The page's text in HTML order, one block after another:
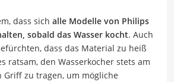
dass sich alle Modelle von Philips
sobald das Wasser kocht. Auch
dass das Material zu heiß
ratsam, den Wasserkocher stets am
zu tragen, um mögliche